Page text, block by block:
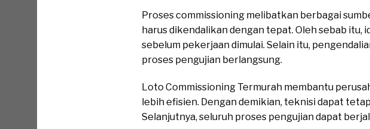
Proses commissioning melibatkan berbagai
harus dikendalikan dengan tepat. Oleh sebab
sebelum pekerjaan dimulai. Selain itu,
proses pengujian berlangsung.
Loto Commissioning Termurah membantu
lebih efisien. Dengan demikian, teknisi dapat
Selanjutnya, seluruh proses pengujian dapat